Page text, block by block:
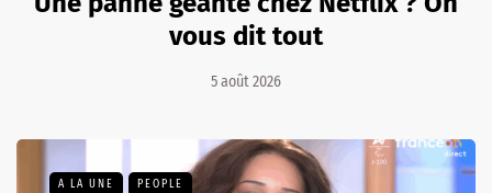
vous dit tout
5 août 2026
A LA UNE PEOPLE